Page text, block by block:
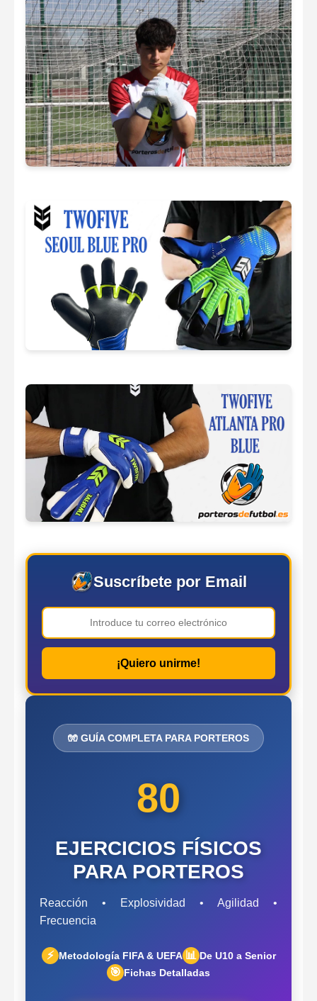
Suscríbete por Email
¡Quiero unirme!
🧤 GUÍA COMPLETA PARA PORTEROS
80
EJERCICIOS FÍSICOS
PARA PORTEROS
Reacción • Explosividad • Agilidad •
Frecuencia
⚡ Metodología FIFA & UEFA 📊 De U10 a Senior
🎯 Fichas Detalladas